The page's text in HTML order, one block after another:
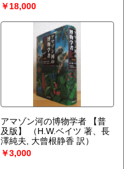
￥18,000
アマゾン河の博物学者 【普
及版】
（H.W.ベイツ 著、長
澤純夫, 大曾根静香 訳）
￥3,000